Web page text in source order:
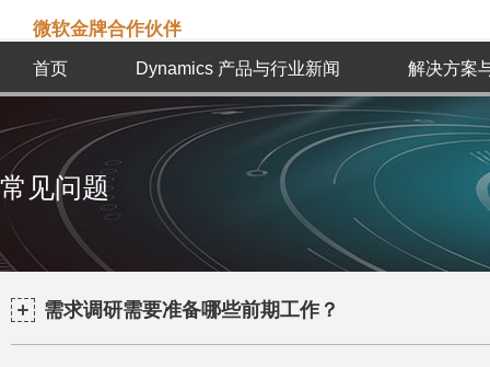
微软金牌合作伙伴
首页 Dynamics 产品与行业新闻 解决方案
常见问题
需求调研需要准备哪些前期工作？